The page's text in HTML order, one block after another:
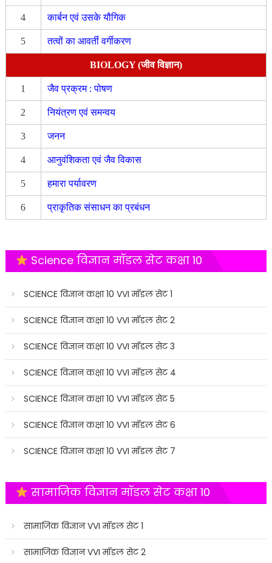
4 कार्बन एवं उसके यौगिक
5 तत्वों का आवर्ती वर्गीकरण
BIOLOGY (जीव विज्ञान)
1 जैव प्रक्रम : पोषण
2 नियंत्रण एवं समन्वय
3 जनन
4 आनुवंशिकता एवं जैव विकास
5 हमारा पर्यावरण
6 प्राकृतिक संसाधन का प्रबंधन
Science विज्ञान मॉडल सेट कक्षा 10
SCIENCE विज्ञान कक्षा 10 VVI मॉडल सेट 1
SCIENCE विज्ञान कक्षा 10 VVI मॉडल सेट 2
SCIENCE विज्ञान कक्षा 10 VVI मॉडल सेट 3
SCIENCE विज्ञान कक्षा 10 VVI मॉडल सेट 4
SCIENCE विज्ञान कक्षा 10 VVI मॉडल सेट 5
SCIENCE विज्ञान कक्षा 10 VVI मॉडल सेट 6
SCIENCE विज्ञान कक्षा 10 VVI मॉडल सेट 7
सामाजिक विज्ञान मॉडल सेट कक्षा 10
सामाजिक विज्ञान VVI मॉडल सेट 1
सामाजिक विज्ञान VVI मॉडल सेट 2